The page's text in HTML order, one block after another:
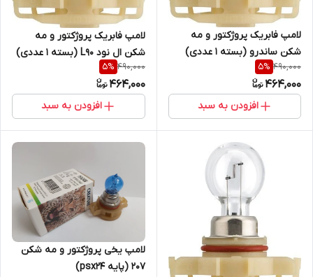
لامپ فابریک پروژکتور و مه
شکن ساندرو (بسته ۱ عددی)
490,000
5%
464,000
افزودن به سبد
لامپ فابریک پروژکتور و مه
شکن ال نود L90 (بسته ۱ عددی)
490,000
5%
464,000
افزودن به سبد
لامپ یخی پروژکتور و مه شکن
۲۰۷ (پایه psx24)